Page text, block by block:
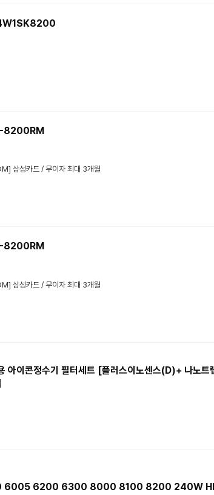
8200RM
삼성카드 / 무이자 최대 3개월
8200RM
삼성카드 / 무이자 최대 3개월
이콘정수기 필터세트 [플러스이노센스(D)+ 나노
6005 6200 6300 8000 8100 8200 240W